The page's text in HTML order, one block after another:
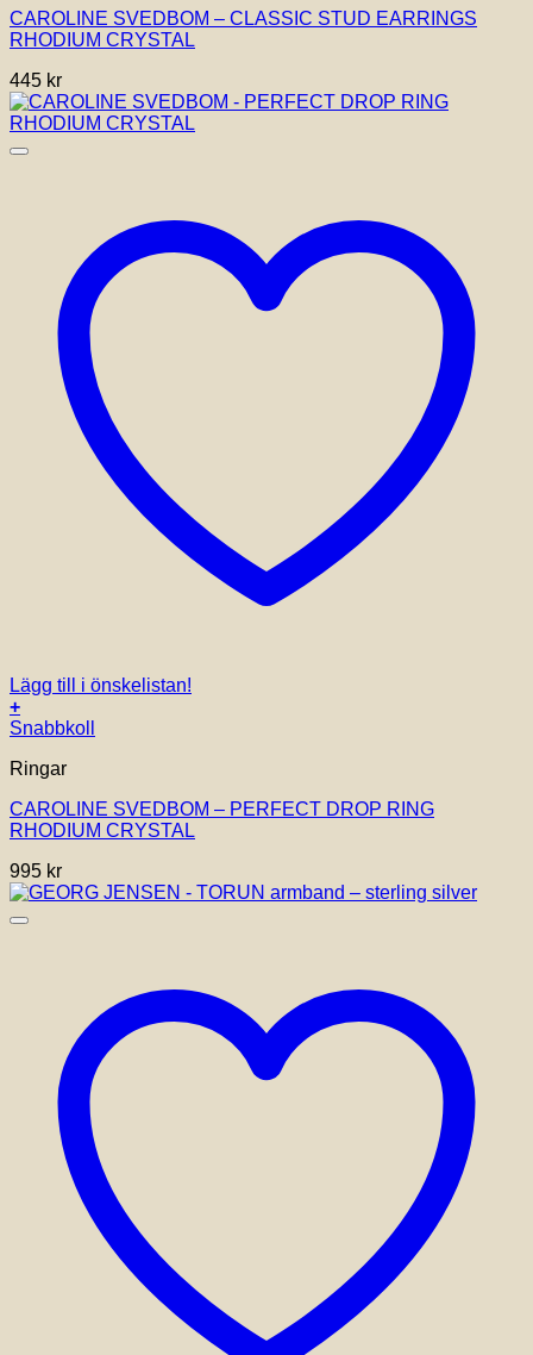
CAROLINE SVEDBOM – CLASSIC STUD EARRINGS
RHODIUM CRYSTAL
445 kr
Lägg till i önskelistan!
+
Snabbkoll
Ringar
CAROLINE SVEDBOM – PERFECT DROP RING
RHODIUM CRYSTAL
995 kr